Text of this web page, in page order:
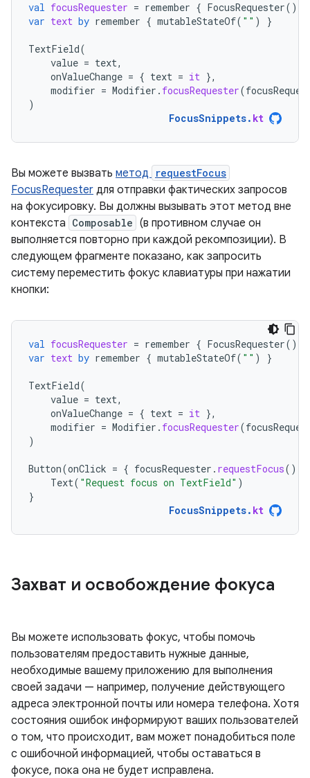
val focusRequester = remember { FocusRequester()
var text by remember { mutableStateOf( "" ) }
TextField(
value = text,
onValueChange = { text = it },
modifier = Modifier . focusRequester(
)
FocusSnippets. kt
Вы можете вызвать метод requestFocus
FocusRequester для отправки фактических запросов
на фокусировку. Вы должны вызывать этот метод вне
контекста Composable (в противном случае он
выполняется повторно при каждой рекомпозиции). В
следующем фрагменте показано, как запросить
систему переместить фокус клавиатуры при нажатии
кнопки:
val focusRequester = remember { FocusRequester()
var text by remember { mutableStateOf( "" ) }
TextField(
value = text,
onValueChange = { text = it },
modifier = Modifier . focusRequester(
)
Button(onClick = { focusRequester . requestFocus()
Text( "Request focus on TextField" )
}
FocusSnippets. kt
Захват и освобождение фокуса
Вы можете использовать фокус, чтобы помочь
пользователям предоставить нужные данные,
необходимые вашему приложению для выполнения
своей задачи — например, получение действующего
адреса электронной почты или номера телефона. Хотя
состояния ошибок информируют ваших пользователей
о том, что происходит, вам может понадобиться поле
с ошибочной информацией, чтобы оставаться в
фокусе, пока она не будет исправлена.